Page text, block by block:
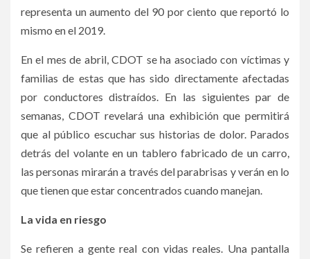
representa un aumento del 90 por ciento que reportó lo
mismo en el 2019.
En el mes de abril, CDOT se ha asociado con víctimas y
familias de estas que has sido directamente afectadas
por conductores distraídos. En las siguientes par de
semanas, CDOT revelará una exhibición que permitirá
que al público escuchar sus historias de dolor. Parados
detrás del volante en un tablero fabricado de un carro,
las personas mirarán a través del parabrisas y verán en lo
que tienen que estar concentrados cuando manejan.
La vida en riesgo
Se refieren a gente real con vidas reales. Una pantalla